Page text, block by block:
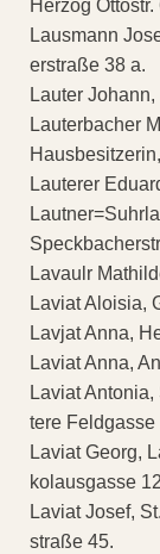
Herzog Ottostr.
Lausmann
erstraße 38 a.
Lauter
Lauterbacher
Lauterer
Lavaulr
Laviat Aloisia,
Lavjat Anna,
Laviat Anna,
Laviat
tere Feldgasse
Laviat Georg,
kolausgasse
Laviat Josef,
straße 45.